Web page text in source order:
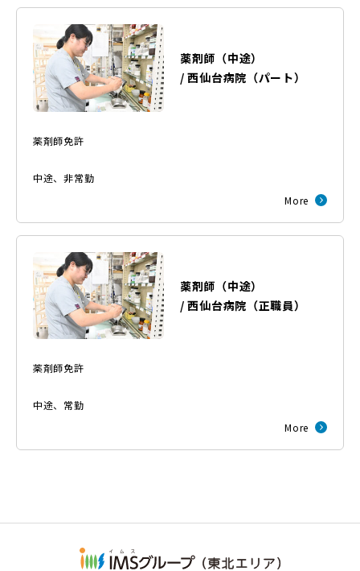
薬剤師（中途）
/西仙台病院 （パート）
薬剤師免許
中途、非常勤
More
薬剤師（中途）
/西仙台病院 （正職員）
薬剤師免許
中途、 常勤
More